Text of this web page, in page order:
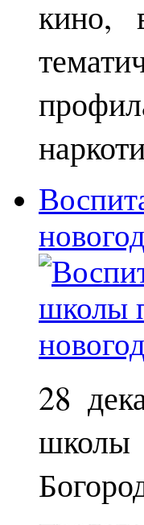
кино,
28
школы